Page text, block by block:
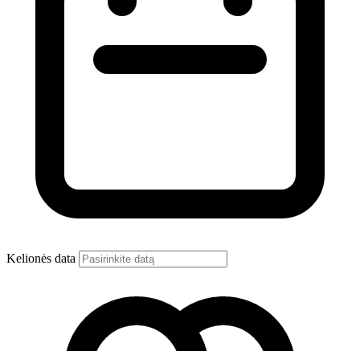
Kelionės data